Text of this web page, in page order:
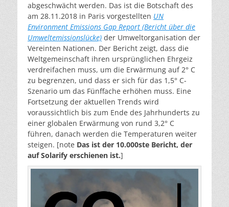
abgeschwächt werden. Das ist die Botschaft des
am 28.11.2018 in Paris vorgestellten UN
Environment Emissions Gap Report (Bericht über die
Umweltemissionslücke) der Umweltorganisation der
Vereinten Nationen. Der Bericht zeigt, dass die
Weltgemeinschaft ihren ursprünglichen Ehrgeiz
verdreifachen muss, um die Erwärmung auf 2° C
zu begrenzen, und dass er sich für das 1,5° C-
Szenario um das Fünffache erhöhen muss. Eine
Fortsetzung der aktuellen Trends wird
voraussichtlich bis zum Ende des Jahrhunderts zu
einer globalen Erwärmung von rund 3,2° C
führen, danach werden die Temperaturen weiter
steigen. [note Das ist der 10.000ste Bericht, der
auf Solarify erschienen ist.]